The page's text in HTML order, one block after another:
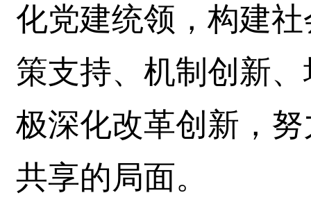
化党建统领，构建
策支持、机制创新
极深化改革创新，
共享的局面。